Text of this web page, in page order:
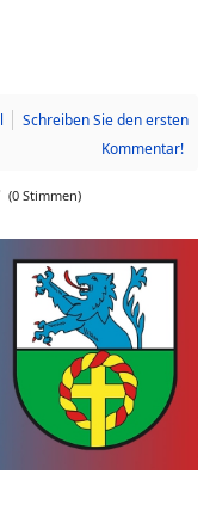
Schreiben Sie den ersten
Kommentar!
(0 Stimmen)